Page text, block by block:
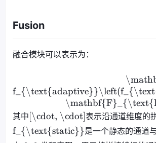
Fusion
融合模块可以表示为：
其中[\cdot, \cdot]表示沿通道维度的
f_{\text{static}}是一个静态的通道